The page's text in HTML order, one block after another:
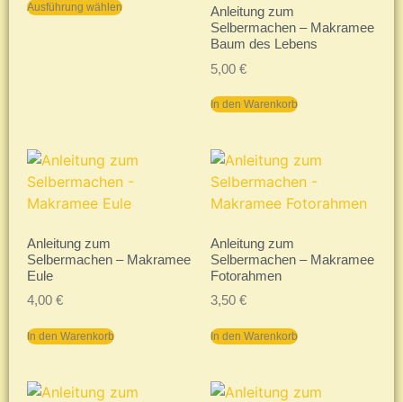
Ausführung wählen
Anleitung zum
Selbermachen – Makramee
Baum des Lebens
5,00 €
In den Warenkorb
Anleitung zum
Selbermachen – Makramee
Eule
4,00 €
In den Warenkorb
Anleitung zum
Selbermachen – Makramee
Fotorahmen
3,50 €
In den Warenkorb